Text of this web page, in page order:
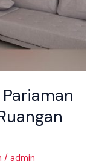
/admin